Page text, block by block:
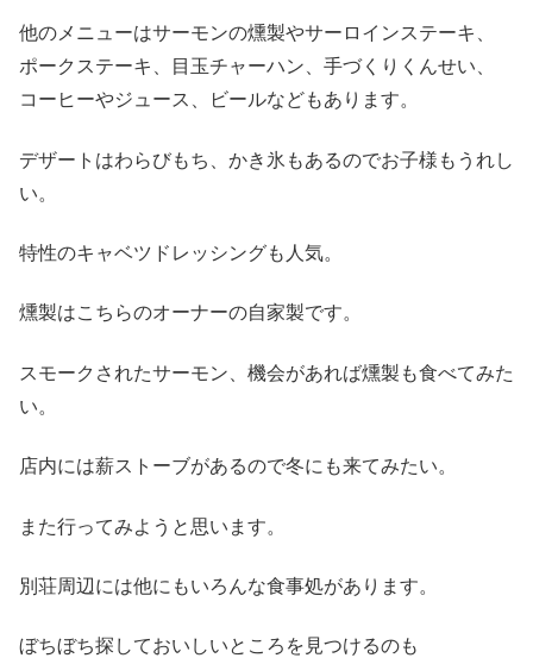
他のメニューはサーモンの燻製やサーロインステーキ、
ポークステーキ、目玉チャーハン、手づくりくんせい、
コーヒーやジュース、ビールなどもあります。
デザートはわらびもち、かき氷もあるのでお子様もうれし
い。
特性のキャベツドレッシングも人気。
燻製はこちらのオーナーの自家製です。
スモークされたサーモン、機会があれば燻製も食べてみた
い。
店内には薪ストーブがあるので冬にも来てみたい。
また行ってみようと思います。
別荘周辺には他にもいろんな食事処があります。
ぼちぼち探しておいしいところを見つけるのも